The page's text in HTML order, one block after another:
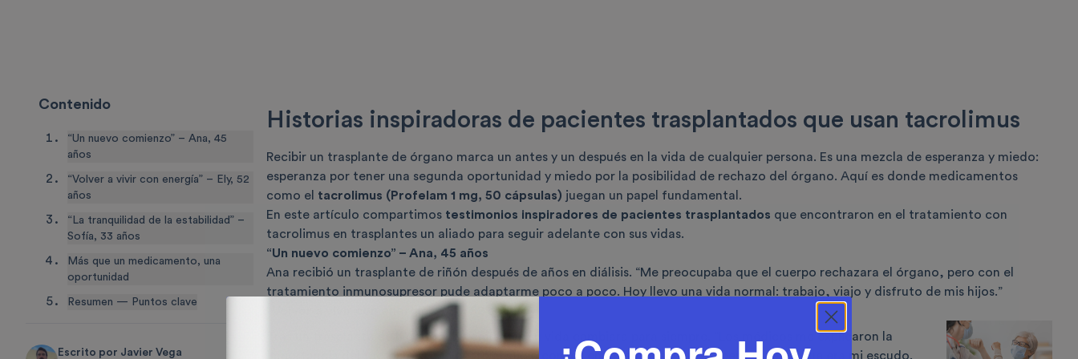
Contenido
“Un nuevo comienzo” – Ana, 45
años
“Volver a vivir con energía” – Ely, 52
años
“La tranquilidad de la estabilidad” –
Sofía, 33 años
Más que un medicamento, una
oportunidad
Resumen — Puntos clave
Escrito por Javier Vega
Historias inspiradoras de pacientes trasplantados que usan tacrolimus
Recibir un trasplante de órgano marca un antes y un después en la vida de cualquier persona. Es una mezcla de esperanza y miedo:
esperanza por tener una segunda oportunidad y miedo por la posibilidad de rechazo del órgano. Aquí es donde medicamentos
como el tacrolimus (Profelam 1 mg, 50 cápsulas) juegan un papel fundamental.
En este artículo compartimos testimonios inspiradores de pacientes trasplantados que encontraron en el tratamiento con
tacrolimus en trasplantes un aliado para seguir adelante con sus vidas.
“Un nuevo comienzo” – Ana, 45 años
Ana recibió un trasplante de riñón después de años en diálisis. “Me preocupaba que el cuerpo rechazara el órgano, pero con el
tratamiento inmunosupresor pude adaptarme poco a poco. Hoy llevo una vida normal: trabajo, viajo y disfruto de mis hijos.”
“Volver a vivir con energía” – Ely, 52 años
Tras un trasplante de hígado, Ely temía que su vida cambiara para siempre. “Los médicos me explicaron la
importancia del tacrolimus. Me costó al inicio con los chequeos frecuentes, pero entendí que era mi escudo.